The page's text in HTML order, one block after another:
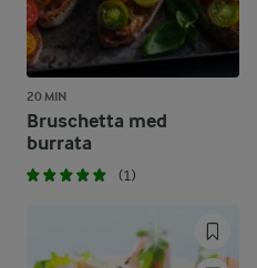
20 MIN
Bruschetta med
burrata
(1)